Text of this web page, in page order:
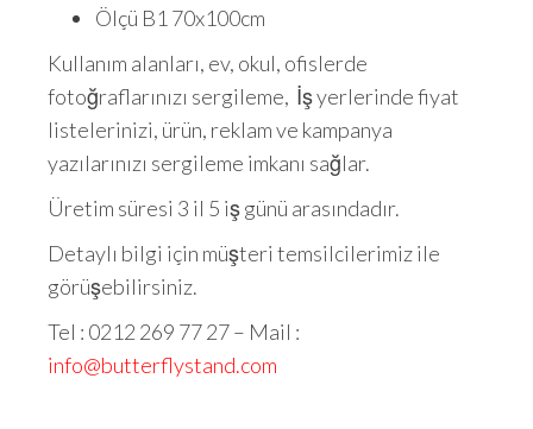
Ölçü B1 70x100cm
Kullanım alanları, ev, okul, ofislerde
fotoğraflarınızı sergileme, İş yerlerinde fiyat
listelerinizi, ürün, reklam ve kampanya
yazılarınızı sergileme imkanı sağlar.
Üretim süresi 3 il 5 iş günü arasındadır.
Detaylı bilgi için müşteri temsilcilerimiz ile
görüşebilirsiniz.
Tel : 0212 269 77 27 – Mail :
info@butterflystand.com